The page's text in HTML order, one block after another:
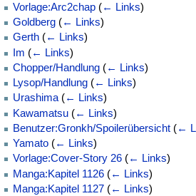
Vorlage:Arc2chap (← Links)
Goldberg (← Links)
Gerth (← Links)
Im (← Links)
Chopper/Handlung (← Links)
Lysop/Handlung (← Links)
Urashima (← Links)
Kawamatsu (← Links)
Benutzer:Gronkh/Spoilerübersicht (←
Yamato (← Links)
Vorlage:Cover-Story 26 (← Links)
Manga:Kapitel 1126 (← Links)
Manga:Kapitel 1127 (← Links)